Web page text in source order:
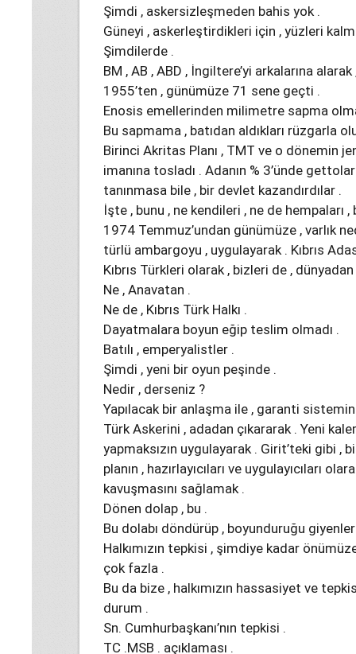
Şimdi , askersizleşmeden bahis yok .
Güneyi , askerleştirdikleri için , yüzleri
Şimdilerde .
BM , AB , ABD , İngiltere’yi arkalarına
1955’ten , günümüze 71 sene geçti .
Enosis emellerinden milimetre sapma
Bu sapmama , batıdan aldıkları rüzgarla
Birinci Akritas Planı , TMT ve o dönemin
imanına tosladı . Adanın % 3’ünde
tanınmasa bile , bir devlet kazandırdılar .
İşte , bunu , ne kendileri , ne de
1974 Temmuz’undan günümüze , varlık
türlü ambargoyu , uygulayarak . Kıbrıs
Kıbrıs Türkleri olarak , bizleri de ,
Ne , Anavatan .
Ne de , Kıbrıs Türk Halkı .
Dayatmalara boyun eğip teslim olmadı .
Batılı , emperyalistler .
Şimdi , yeni bir oyun peşinde .
Nedir , derseniz ?
Yapılacak bir anlaşma ile , garanti
Türk Askerini , adadan çıkararak . Yeni
yapmaksızın uygulayarak . Girit’teki gibi ,
planın , hazırlayıcıları ve uygulayıcıları
kavuşmasını sağlamak .
Dönen dolap , bu .
Bu dolabı döndürüp , boyunduruğu
Halkımızın tepkisi , şimdiye kadar
çok fazla .
Bu da bize , halkımızın hassasiyet ve
durum .
Sn. Cumhurbaşkanı’nın tepkisi .
TC .MSB . açıklaması .